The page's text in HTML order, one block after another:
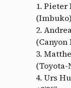
1. Pieter
(Imbuko)
2.
(Canyon
3.
(Toyota-
4. Urs